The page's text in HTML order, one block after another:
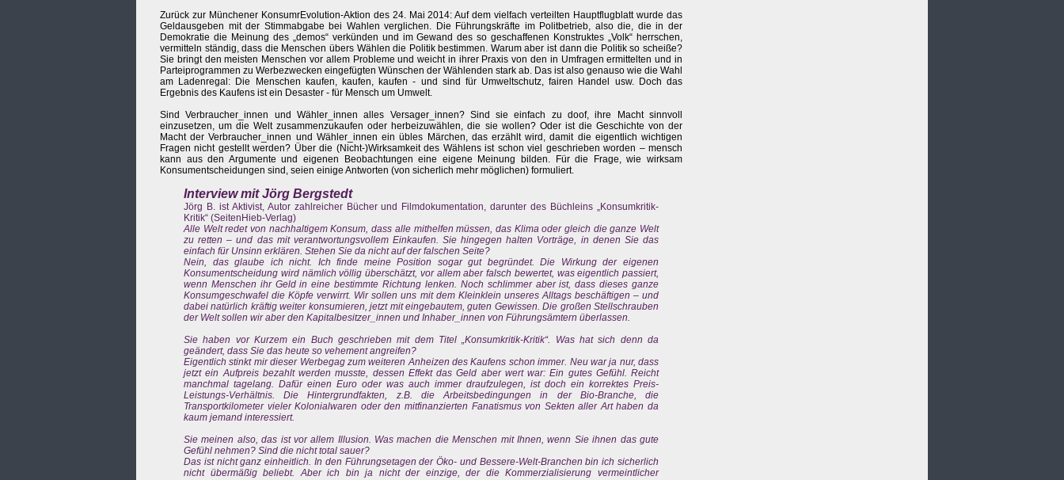
Zurück zur Münchener KonsumrEvolution-Aktion des 24. Mai 2014: Auf dem vielfach verteilten Hauptflugblatt wurde das
Geldausgeben mit der Stimmabgabe bei Wahlen verglichen. Die Führungskräfte im Politbetrieb, also die, die in der
Demokratie die Meinung des „demos“ verkünden und im Gewand des so geschaffenen Konstruktes „Volk“ herrschen,
vermitteln ständig, dass die Menschen übers Wählen die Politik bestimmen. Warum aber ist dann die Politik so scheiße?
Sie bringt den meisten Menschen vor allem Probleme und weicht in ihrer Praxis von den in Umfragen ermittelten und in
Parteiprogrammen zu Werbezwecken eingefügten Wünschen der Wählenden stark ab. Das ist also genauso wie die Wahl
am Ladenregal: Die Menschen kaufen, kaufen, kaufen - und sind für Umweltschutz, fairen Handel usw. Doch das
Ergebnis des Kaufens ist ein Desaster - für Mensch um Umwelt.
Sind Verbraucher_innen und Wähler_innen alles Versager_innen? Sind sie einfach zu doof, ihre Macht sinnvoll
einzusetzen, um die Welt zusammenzukaufen oder herbeizuwählen, die sie wollen? Oder ist die Geschichte von der
Macht der Verbraucher_innen und Wähler_innen ein übles Märchen, das erzählt wird, damit die eigentlich wichtigen
Fragen nicht gestellt werden? Über die (Nicht-)Wirksamkeit des Wählens ist schon viel geschrieben worden – mensch
kann aus den Argumente und eigenen Beobachtungen eine eigene Meinung bilden. Für die Frage, wie wirksam
Konsumentscheidungen sind, seien einige Antworten (von sicherlich mehr möglichen) formuliert.
Interview mit Jörg Bergstedt
Jörg B. ist Aktivist, Autor zahlreicher Bücher und Filmdokumentation, darunter des Büchleins „Konsumkritik-
Kritik“ (SeitenHieb-Verlag)
Alle Welt redet von nachhaltigem Konsum, dass alle mithelfen müssen, das Klima oder gleich die ganze Welt
zu retten – und das mit verantwortungsvollem Einkaufen. Sie hingegen halten Vorträge, in denen Sie das
einfach für Unsinn erklären. Stehen Sie da nicht auf der falschen Seite?
Nein, das glaube ich nicht. Ich finde meine Position sogar gut begründet. Die Wirkung der eigenen
Konsumentscheidung wird nämlich völlig überschätzt, vor allem aber falsch bewertet, was eigentlich passiert,
wenn Menschen ihr Geld in eine bestimmte Richtung lenken. Noch schlimmer aber ist, dass dieses ganze
Konsumgeschwafel die Köpfe verwirrt. Wir sollen uns mit dem Kleinklein unseres Alltags beschäftigen – und
dabei natürlich kräftig weiter konsumieren, jetzt mit eingebautem, guten Gewissen. Die großen Stellschrauben
der Welt sollen wir aber den Kapitalbesitzer_innen und Inhaber_innen von Führungsämtern überlassen.
Sie haben vor Kurzem ein Buch geschrieben mit dem Titel „Konsumkritik-Kritik“. Was hat sich denn da
geändert, dass Sie das heute so vehement angreifen?
Eigentlich stinkt mir dieser Werbegag zum weiteren Anheizen des Kaufens schon immer. Neu war ja nur, dass
jetzt ein Aufpreis bezahlt werden musste, dessen Effekt das Geld aber wert war: Ein gutes Gefühl. Reicht
manchmal tagelang. Dafür einen Euro oder was auch immer draufzulegen, ist doch ein korrektes Preis-
Leistungs-Verhältnis. Die Hintergrundfakten, z.B. die Arbeitsbedingungen in der Bio-Branche, die
Transportkilometer vieler Kolonialwaren oder den mitfinanzierten Fanatismus von Sekten aller Art haben da
kaum jemand interessiert.
Sie meinen also, das ist vor allem Illusion. Was machen die Menschen mit Ihnen, wenn Sie ihnen das gute
Gefühl nehmen? Sind die nicht total sauer?
Das ist nicht ganz einheitlich. In den Führungsetagen der Öko- und Bessere-Welt-Branchen bin ich sicherlich
nicht übermäßig beliebt. Aber ich bin ja nicht der einzige, der die Kommerzialisierung vermeintlicher